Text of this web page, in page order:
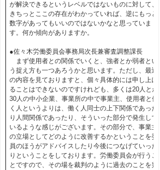
が解決できるというレベルではないものに対して、
きちっとここの存在がわかっていれば、逆にもっと
数字があってもいいのではないかなと思っていま
す。何か傾向がありますか。
●佐々木労働委員会事務局次長兼審査調整課長
まず使用者との関係でいくと、強者とか弱者とい
う捉え方も一つあろうかと思います。ただし、最近
の内容を見ておりますと、個々具体的には申し上げ
ることはできないのですけれども、多くは20人とか
30人の中小企業、事業所の中で事業主、使用者と働
く人というよりは、働く人同士の上下関係であった
り人間関係であったり、そういった部分で発生して
いるような感じがございます。その部分で、事業主
の立場としてどのように改善するかということを委
員のほうがアドバイスしたり今後につなげていった
りということをしております。労働委員会が行うこ
とですので、その場を裁判のように過去のことを判